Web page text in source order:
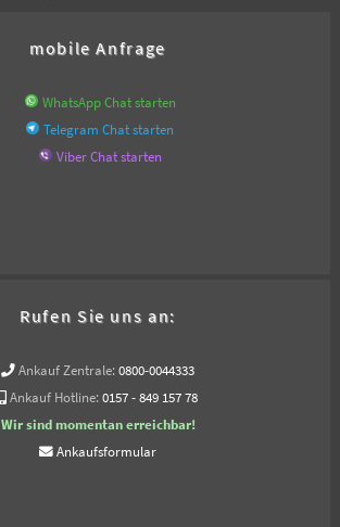
mobile Anfrage
WhatsApp Chat starten
Telegram Chat starten
Viber Chat starten
Rufen Sie uns an:
Ankauf Zentrale: 0800-0044333
Ankauf Hotline: 0157 - 849 157 78
Wir sind momentan erreichbar!
Ankaufsformular